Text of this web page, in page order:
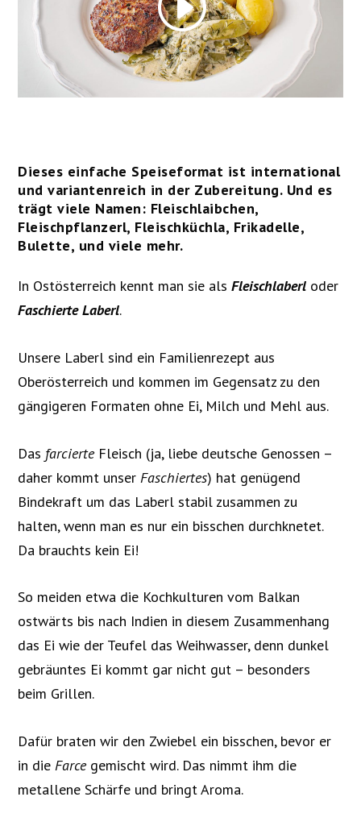
Dieses einfache Speiseformat ist international
und variantenreich in der Zubereitung. Und es
trägt viele Namen: Fleischlaibchen,
Fleischpflanzerl, Fleischküchla, Frikadelle,
Bulette, und viele mehr.
In Ostösterreich kennt man sie alsFleischlaberl oder
Faschierte Laberl.
Unsere Laberl sind ein Familienrezept aus
Oberösterreich und kommen im Gegensatz zu den
gängigeren Formaten ohne Ei, Milch und Mehl aus.
Das farcierteFleisch (ja, liebe deutsche Genossen –
daher kommt unser Faschiertes) hat genügend
Bindekraft um das Laberl stabil zusammen zu
halten, wenn man es nur ein bisschen durchknetet.
Da brauchts kein Ei!
So meiden etwa die Kochkulturen vom Balkan
ostwärts bis nach Indien in diesem Zusammenhang
das Ei wie der Teufel das Weihwasser, denn dunkel
gebräuntes Ei kommt gar nicht gut – besonders
beim Grillen.
Dafür braten wir den Zwiebel ein bisschen, bevor er
in dieFarcegemischt wird. Das nimmt ihm die
metallene Schärfe und bringt Aroma.